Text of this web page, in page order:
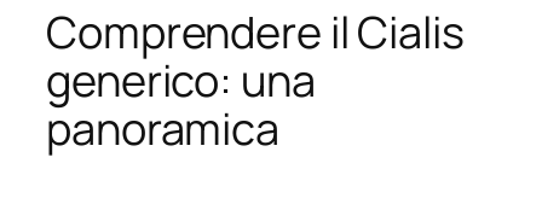
Comprendere il Cialis
generico: una
panoramica